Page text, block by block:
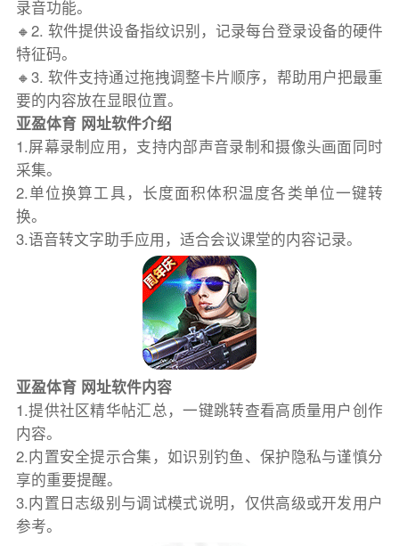
录音功能。
🔸2. 软件提供设备指纹识别，记录每台登录设备的硬件
特征码。
🔸3. 软件支持通过拖拽调整卡片顺序，帮助用户把最重
要的内容放在显眼位置。
亚盈体育 网址软件介绍
1.屏幕录制应用，支持内部声音录制和摄像头画面同时
采集。
2.单位换算工具，长度面积体积温度各类单位一键转
换。
3.语音转文字助手应用，适合会议课堂的内容记录。
亚盈体育 网址软件内容
1.提供社区精华帖汇总，一键跳转查看高质量用户创作
内容。
2.内置安全提示合集，如识别钓鱼、保护隐私与谨慎分
享的重要提醒。
3.内置日志级别与调试模式说明，仅供高级或开发用户
参考。